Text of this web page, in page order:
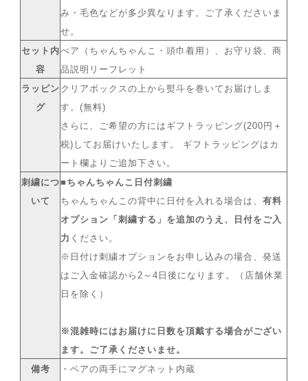
み・毛色などが多少異なります。ご了承くださいま
せ。
セット内
容
べア（ちゃんちゃんこ・頭巾着用）、お守り袋、商
品説明リーフレット
ラッピン
グ
クリアボックスの上から熨斗を巻いてお届けしま
す。(無料)
さらに、ご希望の方にはギフトラッピング(200円＋
税)してお届けいたします。 ギフトラッピングはカ
ート欄よりご追加下さい。
刺繍につ
いて
■ちゃんちゃんこ日付刺繍
ちゃんちゃんこの背中に日付を入れる場合は、有料
オプション「刺繍する」を追加のうえ、日付をご入
力 ください。
※日付け刺繍オプションをお申し込みの場合、発送
はご入金確認から2～4日後になります。（店舗休業
日を除く）
※混雑時にはお届けに日数を頂戴する場合がござい
ます。ご了承くださいませ。
備考
・ベアの両手にマグネット内蔵